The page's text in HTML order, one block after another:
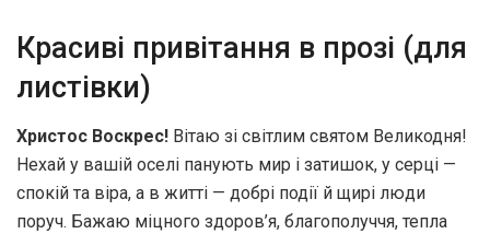
Красиві привітання в прозі (для
листівки)
Христос Воскрес! Вітаю зі світлим святом Великодня!
Нехай у вашій оселі панують мир і затишок, у серці —
спокій та віра, а в житті — добрі події й щирі люди
поруч. Бажаю міцного здоров’я, благополуччя, тепла